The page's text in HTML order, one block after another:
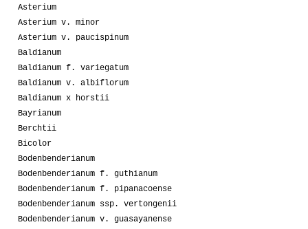
Asterium
Asterium v. minor
Asterium v. paucispinum
Baldianum
Baldianum f. variegatum
Baldianum v. albiflorum
Baldianum x horstii
Bayrianum
Berchtii
Bicolor
Bodenbenderianum
Bodenbenderianum f. guthianum
Bodenbenderianum f. pipanacoense
Bodenbenderianum ssp. vertongenii
Bodenbenderianum v. guasayanense